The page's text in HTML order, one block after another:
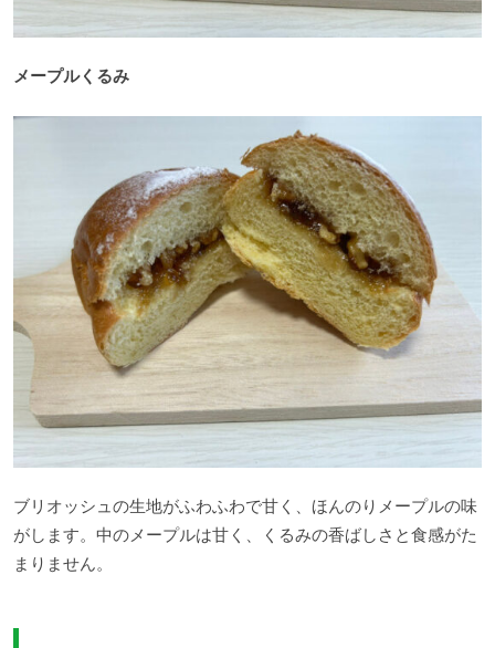
メープルくるみ
ブリオッシュの生地がふわふわで甘く、ほんのりメープルの味
がします。中のメープルは甘く、くるみの香ばしさと食感がた
まりません。